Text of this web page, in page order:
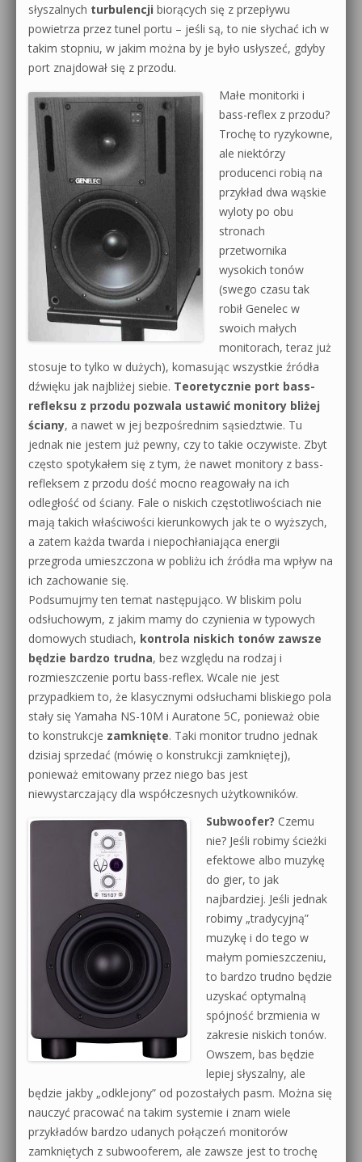
słyszalnych turbulencji biorących się z przepływu
powietrza przez tunel portu – jeśli są, to nie słychać ich w
takim stopniu, w jakim można by je było usłyszeć, gdyby
port znajdował się z przodu.
Małe monitorki i
bass-reflex z przodu?
Trochę to ryzykowne,
ale niektórzy
producenci robią na
przykład dwa wąskie
wyloty po obu
stronach
przetwornika
wysokich tonów
(swego czasu tak
robił Genelec w
swoich małych
monitorach, teraz już
stosuje to tylko w dużych), komasując wszystkie źródła
dźwięku jak najbliżej siebie. Teoretycznie port bass-
refleksu z przodu pozwala ustawić monitory bliżej
ściany, a nawet w jej bezpośrednim sąsiedztwie. Tu
jednak nie jestem już pewny, czy to takie oczywiste. Zbyt
często spotykałem się z tym, że nawet monitory z bass-
refleksem z przodu dość mocno reagowały na ich
odległość od ściany. Fale o niskich częstotliwościach nie
mają takich właściwości kierunkowych jak te o wyższych,
a zatem każda twarda i niepochłaniająca energii
przegroda umieszczona w pobliżu ich źródła ma wpływ na
ich zachowanie się.
Podsumujmy ten temat następująco. W bliskim polu
odsłuchowym, z jakim mamy do czynienia w typowych
domowych studiach, kontrola niskich tonów zawsze
będzie bardzo trudna, bez względu na rodzaj i
rozmieszczenie portu bass-reflex. Wcale nie jest
przypadkiem to, że klasycznymi odsłuchami bliskiego pola
stały się Yamaha NS-10M i Auratone 5C, ponieważ obie
to konstrukcje zamknięte. Taki monitor trudno jednak
dzisiaj sprzedać (mówię o konstrukcji zamkniętej),
ponieważ emitowany przez niego bas jest
niewystarczający dla współczesnych użytkowników.
Subwoofer? Czemu
nie? Jeśli robimy ścieżki
efektowe albo muzykę
do gier, to jak
najbardziej. Jeśli jednak
robimy „tradycyjną”
muzykę i do tego w
małym pomieszczeniu,
to bardzo trudno będzie
uzyskać optymalną
spójność brzmienia w
zakresie niskich tonów.
Owszem, bas będzie
lepiej słyszalny, ale
będzie jakby „odklejony” od pozostałych pasm. Można się
nauczyć pracować na takim systemie i znam wiele
przykładów bardzo udanych połączeń monitorów
zamkniętych z subwooferem, ale zawsze jest to trochę